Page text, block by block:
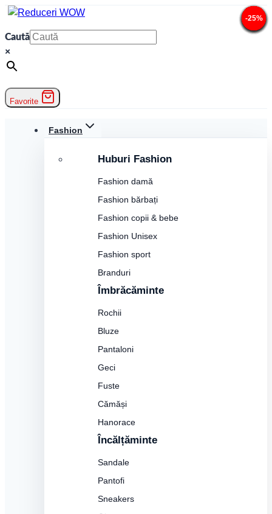
Skip
content
Caută
×
Favorite
Fashion
Huburi Fashion
Fashion damă
Fashion bărbați
Fashion copii & bebe
Fashion Unisex
Fashion sport
Branduri
Îmbrăcăminte
Rochii
Bluze
Pantaloni
Geci
Fuste
Cămăși
Hanorace
Încălțăminte
Sandale
Pantofi
Sneakers
-25%
-20%
-25%
-25%
-20%
-25%
-25%
-25%
-25%
-20%
-25%
-25%